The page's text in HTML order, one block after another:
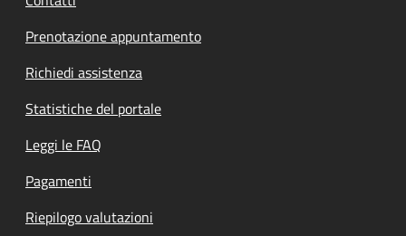
Prenotazione appuntamento
Richiedi assistenza
Statistiche del portale
Leggi le FAQ
Pagamenti
Riepilogo valutazioni